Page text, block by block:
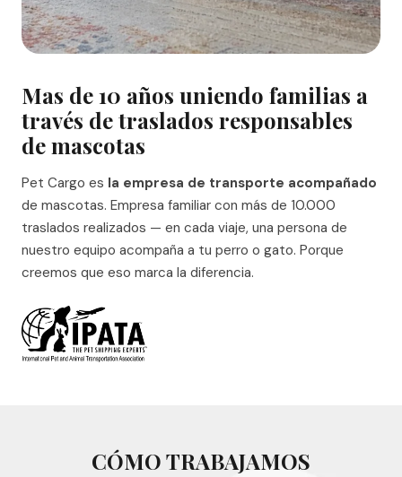
Mas de 10 años uniendo familias a
través de traslados responsables
de mascotas
Pet Cargo es la empresa de transporte acompañado
de mascotas. Empresa familiar con más de 10.000
traslados realizados — en cada viaje, una persona de
nuestro equipo acompaña a tu perro o gato. Porque
creemos que eso marca la diferencia.
CÓMO TRABAJAMOS